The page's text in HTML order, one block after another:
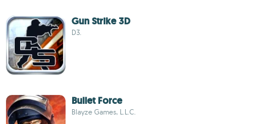
Gun Strike 3D
D3.
Bullet Force
Blayze Games, L.L.C.